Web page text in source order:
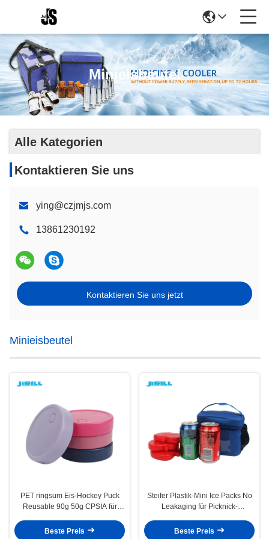
Minieisbeutel
Alle Kategorien
Kontaktieren Sie uns
ying@czjmjs.com
13861230192
Kontaktieren Sie uns jetzt
Minieisbeutel
PET ringsum Eis-Hockey Puck
Reusable 90g 50g CPSIA für
Beste Preis
Steifer Plastik-Mini Ice Packs No
Leakaging für Picknick-
Beste Preis